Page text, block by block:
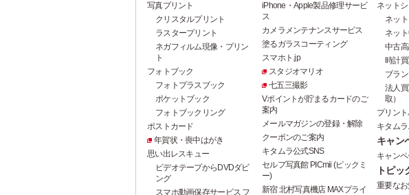
写真プリント
クリスタルプリント
ラスタープリント
ネガフィルム現像・プリン
ト
フォトブック
フォトプラスブック
ポケットブック
フォトブックリング
ポストカード
年賀状・喪中はがき
思い出レスキュー
ビデオテープからDVDダビ
ング
スマホ動画保存サービス フ
iPhone・Apple製品修理サービ
ス
カメラメンテナンスサービス
塗るガラスコーティング
スマホト.jp
スタジオマリオ
七五三撮影
Vポイントが貯まるカードのご
案内
メールマガジンの登録・解除
クーポンのご案内
キタムラ公式SNS
セルフ写真館 PICmii (ピックミ
ー)
新宿 北村写真機店 MAXプライ
ネット
ネッ
ネッ
中古
時計
ブラ
法人
取）
プリン
キタム
キャン
キャン
トピッ
重要な